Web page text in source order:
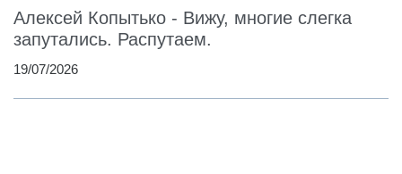
Алексей Копытько - Вижу, многие слегка
запутались. Распутаем.
19/07/2026